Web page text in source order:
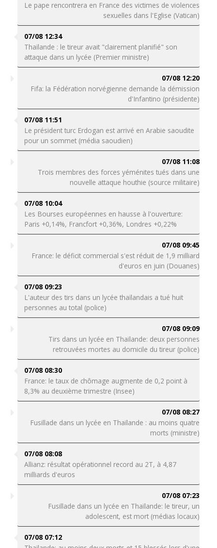
Le pape rencontrera en France des victimes de violences
sexuelles dans l'Eglise (Vatican)
07/08 12:34
Thaïlande : le tireur avait "clairement planifié" son
attaque dans un lycée (Premier ministre)
07/08 12:20
Fifa: la Fédération norvégienne demande la démission
d'Infantino (présidente)
07/08 11:51
Le président turc Erdogan est arrivé en Arabie saoudite
pour un sommet (média saoudien)
07/08 11:08
Trois membres des forces yéménites tués dans une
nouvelle attaque houthie (source militaire)
07/08 10:04
Les Bourses européennes en hausse à l'ouverture:
Paris +0,14%, Francfort +0,36%, Londres +0,22%
07/08 09:45
France: le déficit commercial s'est réduit de 1,9 milliard
d'euros en juin (Douanes)
07/08 09:23
L'auteur des tirs dans un lycée thaïlandais a tué huit
personnes au total (police)
07/08 09:09
Tirs dans un lycée en Thaïlande: deux personnes
retrouvées mortes au domicile du tireur (police)
07/08 08:30
France: le taux de chômage augmente de 0,2 point à
8,3% au deuxième trimestre (Insee)
07/08 08:27
Fusillade dans un lycée en Thaïlande : au moins quatre
morts (ministre)
07/08 08:08
Allianz: résultat opérationnel record au 2T, à 4,87
milliards d'euros
07/08 07:23
Fusillade dans un lycée en Thaïlande: le tireur, un
adolescent, est mort (médias locaux)
07/08 07:12